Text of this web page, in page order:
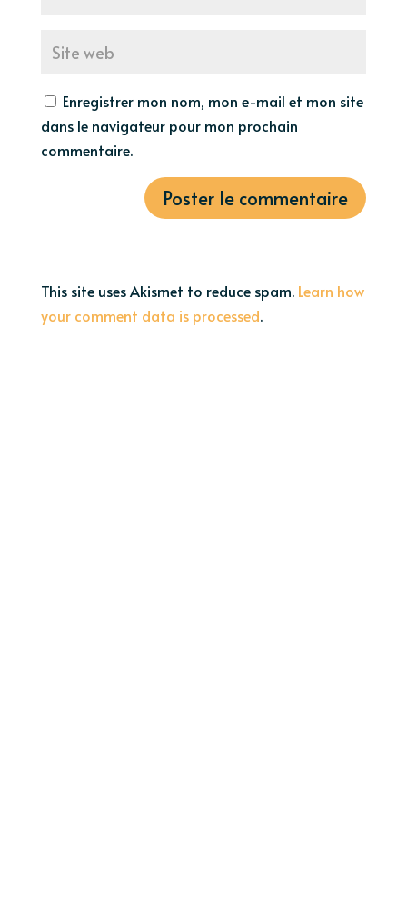
Enregistrer mon nom, mon e-mail et mon site
dans le navigateur pour mon prochain
commentaire.
This site uses Akismet to reduce spam. Learn how
your comment data is processed.